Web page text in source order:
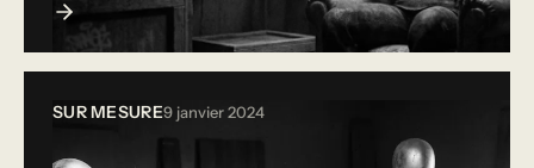
SUR MESURE9 janvier 2024